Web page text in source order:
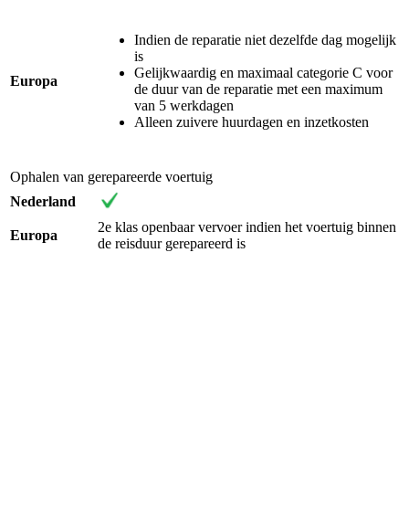
Europa
Indien de reparatie niet dezelfde dag mogelijk
is
Gelijkwaardig en maximaal categorie C voor
de duur van de reparatie met een maximum
van 5 werkdagen
Alleen zuivere huurdagen en inzetkosten
Ophalen van gerepareerde voertuig
Nederland
Europa
2e klas openbaar vervoer indien het voertuig binnen
de reisduur gerepareerd is